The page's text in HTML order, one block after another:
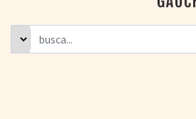
CARTAZ
> GRADE SEMANAL
> PREÇOS E